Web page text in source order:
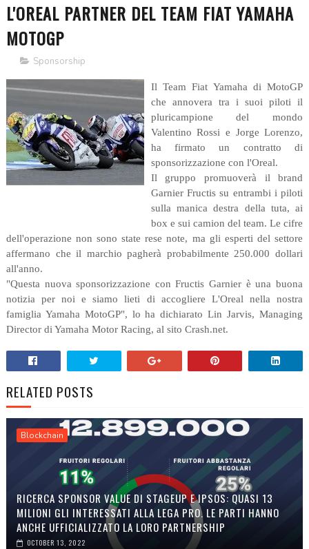
L'OREAL PARTNER DEL TEAM FIAT YAMAHA
MOTOGP
Sponsorship
Il Team Fiat Yamaha di MotoGP
che annovera tra i suoi piloti il
pluricampione del mondo
Valentino Rossi e Jorge Lorenzo,
ha firmato un contratto di
sponsorizzazione con l'Oreal.
Il gruppo promuoverà il brand
Garnier Fructis su entrambi i piloti
sulla manica destra della tuta, ai
box e sui camion del team. Le cifre
dell'operazione non sono state rese note, ma gli esperti del settore
affermano che il marchio pagherà probabilmente 250.000 dollari
all'anno.
"Questa nuova sponsorizzazione con Fructis Garnier è una buona
notizia per noi e siamo lieti di accogliere L'Oreal nella nostra
famiglia Yamaha MotoGP", lo ha dichiarato Lin Jarvis, Managing
Director di Yamaha Motor Racing, al sito Crash.net.
RELATED POSTS
Blockchain
RICERCA SPONSOR VALUE DI STAGEUP E IPSOS: QUASI 13
MILIONI GLI INTERESSATI ALLA LEGA PRO. LE PARTI HANNO
ANCHE UFFICIALIZZATO LA LORO PARTNERSHIP
OCTOBER 13, 2022